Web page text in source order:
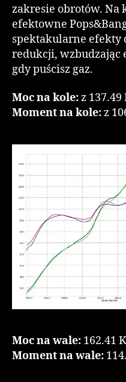
zakresie obrotów. Na
efektowne
spektakularne efekty
redukcji, wzbudzając
gdy puścisz gaz.
Moc na kole:z
Moment na kole:z
Moc na wale: 162.41
Moment na wale: